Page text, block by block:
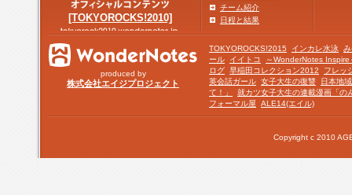
[TOKYOROCKS!2010]
チーム紹介
日程と結果
produced by
株式会社エイジプロジェクト
TOKYOROCKS!2015 インカレ水泳
ール
イイトコ
～WonderNotes Inspire
ログ 早稲田コレクション2012
フレッ
英会話ガール 女子大生の復讐
日本地
て！」
就カツ女子大生の連載漫画「の
フォーマル屋
ALE14(エイル)
Copyright c 2010